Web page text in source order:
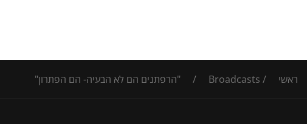
ראשי /
Broadcasts
/ "הרפתנים הם לא הבעיה- הם הפתרון"